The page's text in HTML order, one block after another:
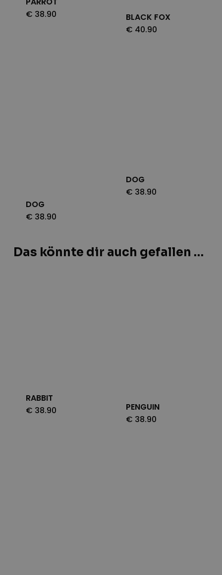
€ 38.90
BLACK FOX
€ 40.90
DOG
€ 38.90
DOG
€ 38.90
Das könnte dir auch gefallen …
RABBIT
€ 38.90
PENGUIN
€ 38.90